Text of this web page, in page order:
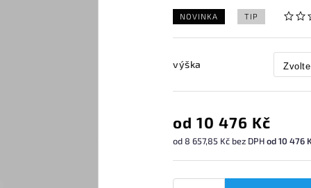
NOVINKA TIP
výška
od 10 476 Kč
od8 657,85 Kč bez DPHod 10 476